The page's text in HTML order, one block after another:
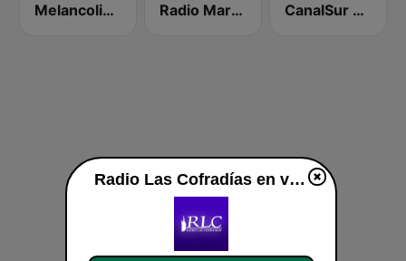
Melancolia FM Radio Marca Málaga CanalSur Radio Málaga
Radio Las Cofradías en vivo